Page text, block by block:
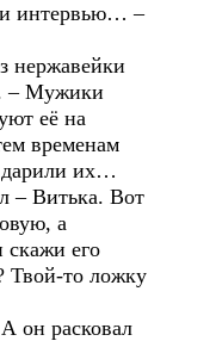
интервью… –
– Мужики
её на
временам
их…
Витька. Вот
а
скажи его
Твой-то ложку
он расковал